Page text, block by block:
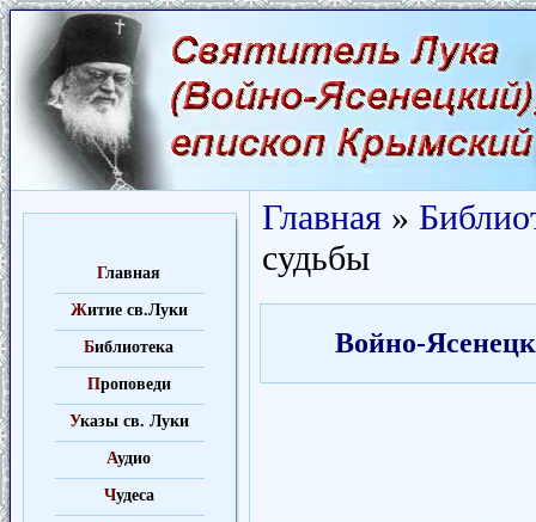
Главная
Житие св.Луки
Библиотека
Проповеди
Указы св. Луки
Аудио
Чудеса
Главная »
судьбы
Войно-